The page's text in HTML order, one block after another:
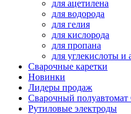
для ацетилена
для водорода
для гелия
для кислорода
для пропана
для углекислоты и
Сварочные каретки
Новинки
Лидеры продаж
Сварочный полуавтомат
Рутиловые электроды